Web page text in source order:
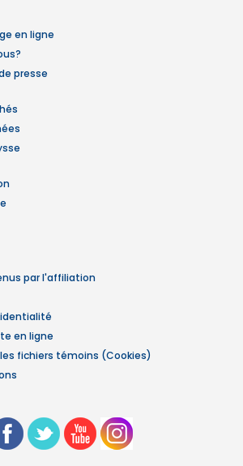
en ligne
presse
par l'affiliation
en ligne
fichiers témoins (Cookies)